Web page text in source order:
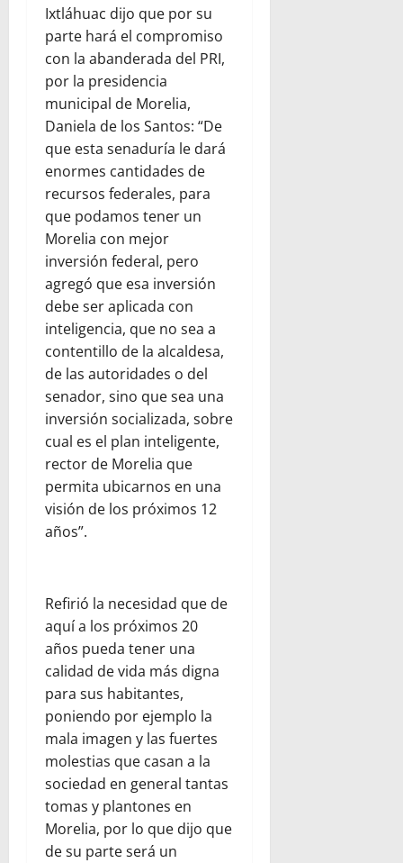
Ixtláhuac dijo que por su
parte hará el compromiso
con la abanderada del PRI,
por la presidencia
municipal de Morelia,
Daniela de los Santos: “De
que esta senaduría le dará
enormes cantidades de
recursos federales, para
que podamos tener un
Morelia con mejor
inversión federal, pero
agregó que esa inversión
debe ser aplicada con
inteligencia, que no sea a
contentillo de la alcaldesa,
de las autoridades o del
senador, sino que sea una
inversión socializada, sobre
cual es el plan inteligente,
rector de Morelia que
permita ubicarnos en una
visión de los próximos 12
años”.
Refirió la necesidad que de
aquí a los próximos 20
años pueda tener una
calidad de vida más digna
para sus habitantes,
poniendo por ejemplo la
mala imagen y las fuertes
molestias que casan a la
sociedad en general tantas
tomas y plantones en
Morelia, por lo que dijo que
de su parte será un